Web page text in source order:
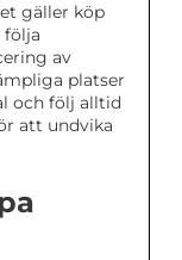
gäller köp
följa
av
platser
och följ alltid
att undvika